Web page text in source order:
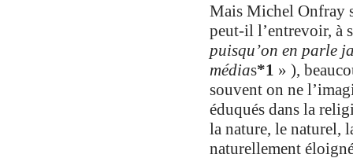
Mais Michel Onfray
peut-il l’entrevoir, à
puisqu’on en parle
médias*1 » ),
souvent on ne
éduqués dans la
la nature, le naturel,
naturellement